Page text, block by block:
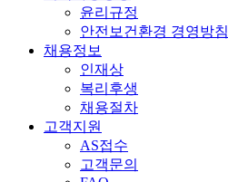
윤리규정
안전보건환경 경영방침
채용정보
인재상
복리후생
채용절차
고객지원
AS접수
고객문의